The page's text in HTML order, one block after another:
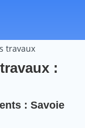
travaux
:
: Savoie